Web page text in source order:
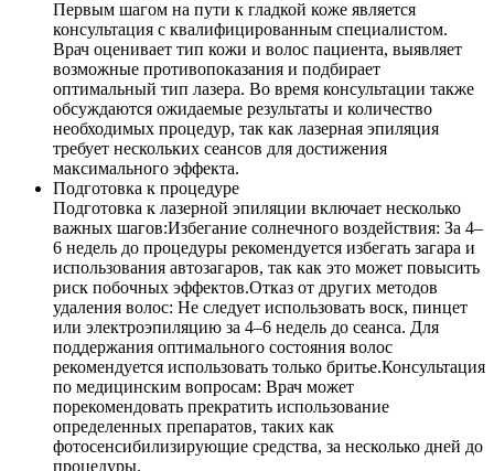
Первым шагом на пути к гладкой коже является
консультация с квалифицированным специалистом.
Врач оценивает тип кожи и волос пациента, выявляет
возможные противопоказания и подбирает
оптимальный тип лазера. Во время консультации также
обсуждаются ожидаемые результаты и количество
необходимых процедур, так как лазерная эпиляция
требует нескольких сеансов для достижения
максимального эффекта.
Подготовка к процедуре
Подготовка к лазерной эпиляции включает несколько
важных шагов:Избегание солнечного воздействия: За 4–
6 недель до процедуры рекомендуется избегать загара и
использования автозагаров, так как это может повысить
риск побочных эффектов.Отказ от других методов
удаления волос: Не следует использовать воск, пинцет
или электроэпиляцию за 4–6 недель до сеанса. Для
поддержания оптимального состояния волос
рекомендуется использовать только бритье.Консультация
по медицинским вопросам: Врач может
порекомендовать прекратить использование
определенных препаратов, таких как
фотосенсибилизирующие средства, за несколько дней до
процедуры.